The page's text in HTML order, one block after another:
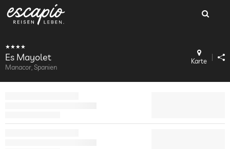
Es Mayolet
Manacor, Spanien
Karte